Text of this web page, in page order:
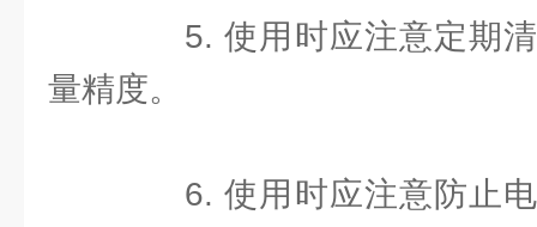
5. 使用时应注意定期清
量精度。
6. 使用时应注意防止电